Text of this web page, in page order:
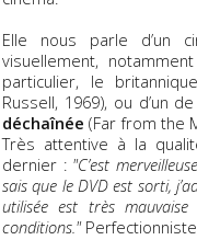
Elle nous parle d’un
visuellement,
particulier, le
Russell, 1969), ou d’un
déchaînée (Far from the
Très attentive à la
dernier : "C’est
sais que le DVD est sorti,
utilisée est très
conditions."